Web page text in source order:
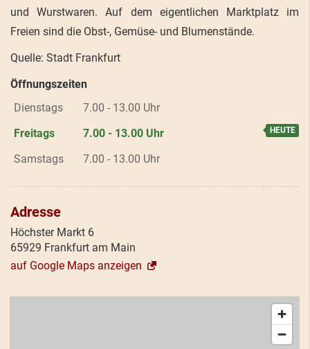
und Wurstwaren. Auf dem eigentlichen Marktplatz im
Freien sind die Obst-, Gemüse- und Blumenstände.
Quelle: Stadt Frankfurt
Öffnungszeiten
Dienstags
7.00 - 13.00 Uhr
Freitags
7.00 - 13.00 Uhr
Samstags
7.00 - 13.00 Uhr
Adresse
Höchster Markt 6
65929 Frankfurt am Main
auf Google Maps anzeigen